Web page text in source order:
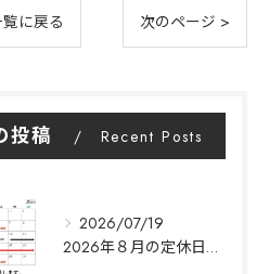
に戻る 次のページ >
投稿 Recent Posts
2026/07/19
2026年８月の定休日に関して|Y's garden